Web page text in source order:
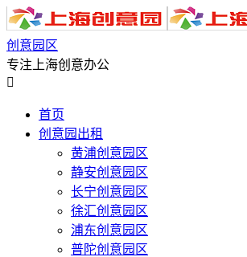
创意园区
专注上海创意办公

首页
创意园出租
黄浦创意园区
静安创意园区
长宁创意园区
徐汇创意园区
浦东创意园区
普陀创意园区